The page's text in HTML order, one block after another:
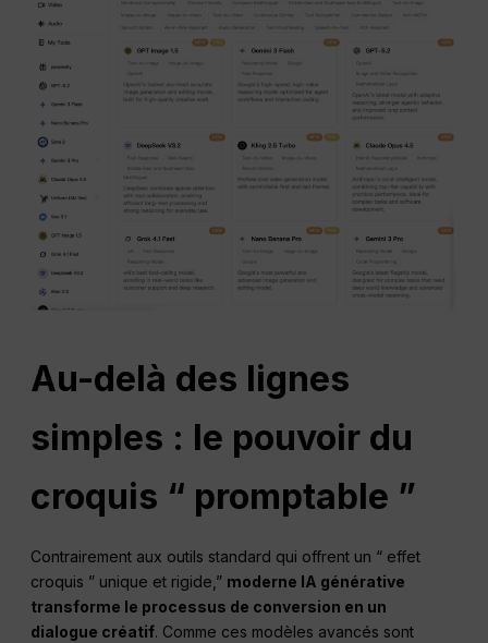
Au-delà des lignes
simples : le pouvoir du
croquis “ promptable ”
Contrairement aux outils standard qui offrent un “ effet
croquis ” unique et rigide,” moderne IA générative
transforme le processus de conversion en un
dialogue créatif. Comme ces modèles avancés sont